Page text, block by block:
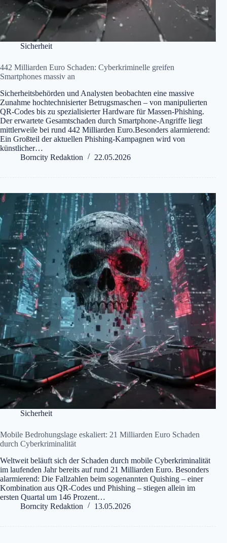
Sicherheit
442 Milliarden Euro Schaden: Cyberkriminelle greifen
Smartphones massiv an
Sicherheitsbehörden und Analysten beobachten eine massive
Zunahme hochtechnisierter Betrugsmaschen – von manipulierten
QR-Codes bis zu spezialisierter Hardware für Massen-Phishing.
Der erwartete Gesamtschaden durch Smartphone-Angriffe liegt
mittlerweile bei rund 442 Milliarden Euro.Besonders alarmierend:
Ein Großteil der aktuellen Phishing-Kampagnen wird von
künstlicher…
Borncity Redaktion
22.05.2026
Sicherheit
Mobile Bedrohungslage eskaliert: 21 Milliarden Euro Schaden
durch Cyberkriminalität
Weltweit beläuft sich der Schaden durch mobile Cyberkriminalität
im laufenden Jahr bereits auf rund 21 Milliarden Euro. Besonders
alarmierend: Die Fallzahlen beim sogenannten Quishing – einer
Kombination aus QR-Codes und Phishing – stiegen allein im
ersten Quartal um 146 Prozent…
Borncity Redaktion
13.05.2026